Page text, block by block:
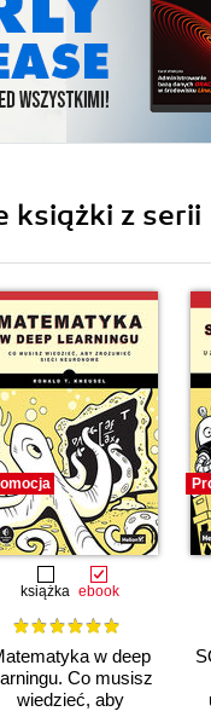
książki z serii
książka ebook
w deep
Co musisz
wiedzieć, aby